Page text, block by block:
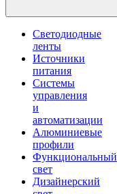
Светодиодные
ленты
Источники
питания
Системы
управления
и
автоматизации
Алюминиевые
профили
Функциональный
свет
Дизайнерский